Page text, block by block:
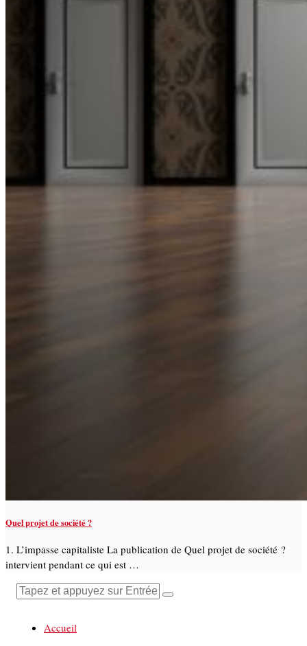
Quel projet de société ?
1. L’impasse capitaliste La publication de Quel projet de société ?
intervient pendant ce qui est …
Accueil